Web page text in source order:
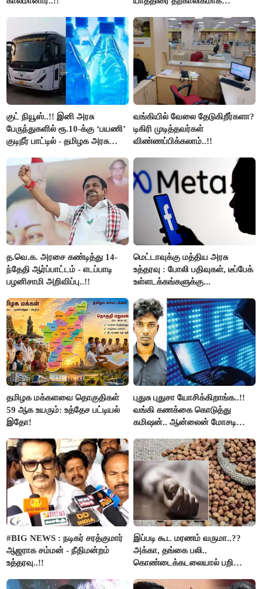
குட் நியூஸ்..!! இனி அரசு
பேருந்துகளில் ரூ.10-க்கு ‘பயணி’
குடிநீர் பாட்டில் - தமிழக அரசு
வங்கியில் வேலை தேடுகிறீர்களா?
டிகிரி முடித்தவர்கள்
விண்ணப்பிக்கலாம்..!!
த.வெ.க. அரசை கண்டித்து 14-
ந்தேதி ஆர்ப்பாட்டம் - எடப்பாடி
பழனிசாமி அறிவிப்பு..!!
மெட்டாவுக்கு மத்திய அரசு
உத்தரவு : போலி பதிவுகள், டீப்பேக்
உள்ளடக்கங்களுக்கு...
தமிழக மக்களவை தொகுதிகள்
59 ஆக உயரும்: உத்தேச பட்டியல்
இதோ!
புதுசு புதுசா யோசிக்கிறாங்க..!!
வங்கி கணக்கை கொடுத்து
கமிஷன்.. ஆன்லைன் மோசடி
கைது..!!
#BIG NEWS : நடிகர் சரத்குமார்
ஆஜராக சம்மன் - நீதிமன்றம்
உத்தரவு..!!
இப்படி கூட மரணம் வருமா..??
அக்கா, தங்கை பலி..
கொண்டைக்கடலையால் பறிபோன